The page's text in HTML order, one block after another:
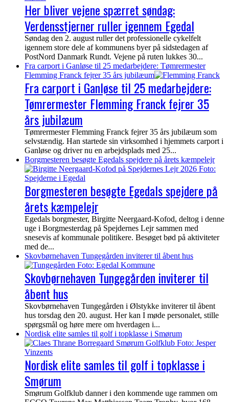
Her bliver vejene spærret søndag:
Verdensstjerner ruller igennem Egedal
Søndag den 2. august ruller det professionelle cykelfelt
igennem store dele af kommunens byer på sidstedagen af
PostNord Danmark Rundt. Vejene på ruten lukkes 30...
Fra carport i Ganløse til 25 medarbejdere: Tømrermester
Flemming Franck fejrer 35 års jubilæum
Fra carport i Ganløse til 25 medarbejdere:
Tømrermester Flemming Franck fejrer 35
års jubilæum
Tømrermester Flemming Franck fejrer 35 års jubilæum som
selvstændig. Han startede sin virksomhed i hjemmets carport i
Ganløse og driver nu en arbejdsplads med 25...
Borgmesteren besøgte Egedals spejdere på årets kæmpelejr
Borgmesteren besøgte Egedals spejdere på
årets kæmpelejr
Egedals borgmester, Birgitte Neergaard-Kofod, deltog i denne
uge i Borgmesterdag på Spejdernes Lejr sammen med
snesevis af kommunale politikere. Besøget bød på aktiviteter
med de...
Skovbørnehaven Tungegården inviterer til åbent hus
Skovbørnehaven Tungegården inviterer til
åbent hus
Skovbørnehaven Tungegården i Ølstykke inviterer til åbent
hus torsdag den 20. august. Her kan I møde personalet, stille
spørgsmål og høre mere om hverdagen i...
Nordisk elite samles til golf i topklasse i Smørum
Nordisk elite samles til golf i topklasse i
Smørum
Smørum Golfklub danner i den kommende uge rammen om